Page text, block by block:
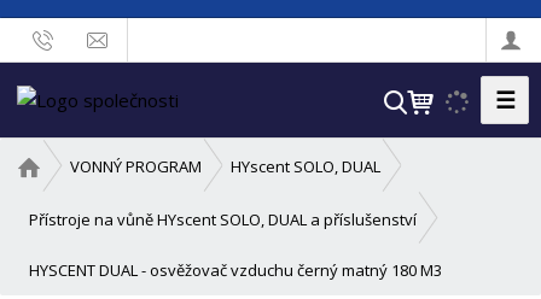
V
e
a
☰
v
o
n
VONNÝ PROGRAM HYscent SOLO, DUAL
Přístroje na vůně HYscent SOLO, DUAL a příslušenství
HYSCENT DUAL - osvěžovač vzduchu černý matný 180 M3